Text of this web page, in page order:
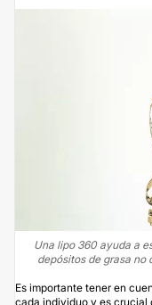
Una lipo 360 ayuda a
depósitos de grasa no
Es importante tener en
cada individuo y es